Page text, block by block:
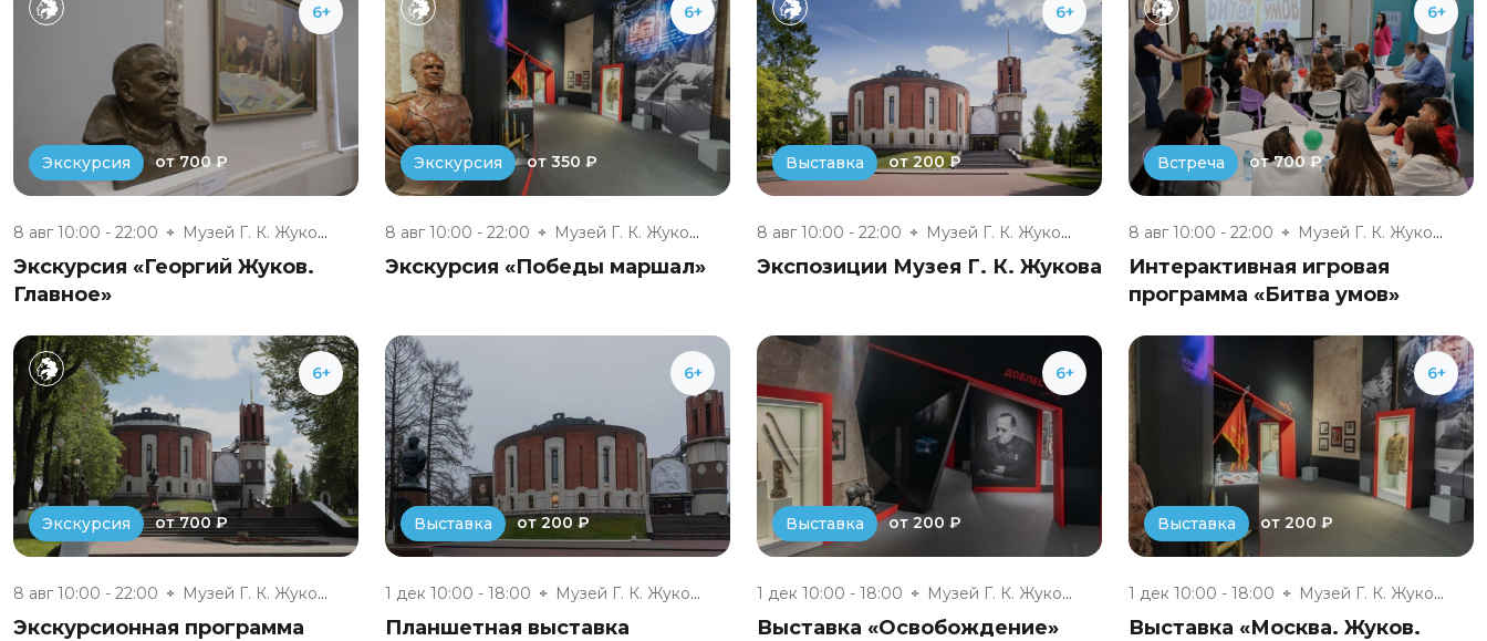
6+
Экскурсия от 700 ₽
8 авг 10:00 - 22:00 Музей Г. К. Жукова
Экскурсия «Георгий Жуков.
Главное»
6+
Экскурсия от 350 ₽
8 авг 10:00 - 22:00 Музей Г. К. Жукова
Экскурсия «Победы маршал»
6+
Выставка от 200 ₽
8 авг 10:00 - 22:00 Музей Г. К. Жукова
Экспозиции Музея Г. К. Жукова
6+
Встреча от 700 ₽
8 авг 10:00 - 22:00 Музей Г. К. Жукова
Интерактивная игровая
программа «Битва умов»
6+
Экскурсия от 700 ₽
8 авг 10:00 - 22:00 Музей Г. К. Жукова
Экскурсионная программа
6+
Выставка от 200 ₽
1 дек 10:00 - 18:00 Музей Г. К. Жукова
Планшетная выставка
6+
Выставка от 200 ₽
1 дек 10:00 - 18:00 Музей Г. К. Жукова
Выставка «Освобождение»
6+
Выставка от 200 ₽
1 дек 10:00 - 18:00 Музей Г. К. Жукова
Выставка «Москва. Жуков.